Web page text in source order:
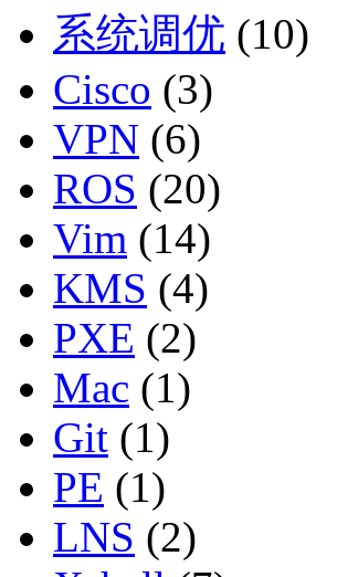
系统调优 (10)
Cisco (3)
VPN (6)
ROS (20)
Vim (14)
KMS (4)
PXE (2)
Mac (1)
Git (1)
PE (1)
LNS (2)